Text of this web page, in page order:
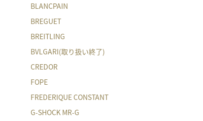
BLANCPAIN
BREGUET
BREITLING
BVLGARI(取り扱い終了)
CREDOR
FOPE
FREDERIQUE CONSTANT
G-SHOCK MR-G